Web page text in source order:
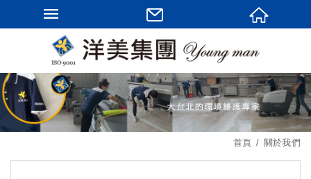
首頁 關於我們